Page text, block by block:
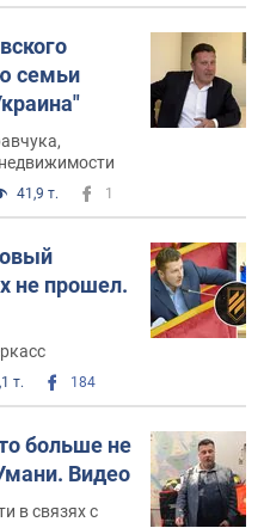
семьи
41,9 т. 1
не прошел.
т. 184
больше не
Видео
в связях с